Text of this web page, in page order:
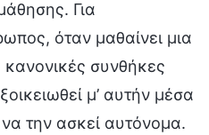
Για
όταν μαθαίνει μια
κανονικές συνθήκες
μ’ αυτήν μέσα
να την ασκεί αυτόνομα.